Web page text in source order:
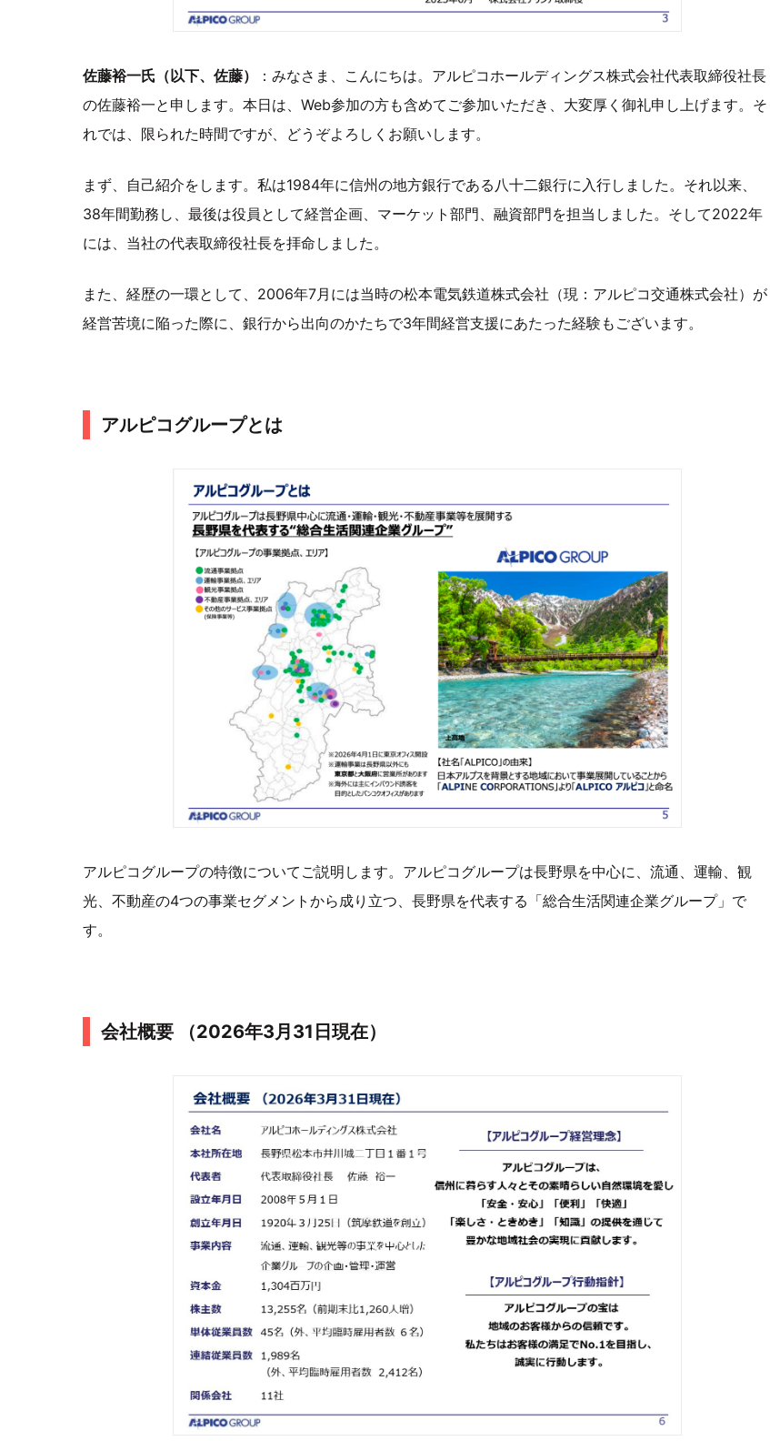
佐藤裕一氏（以下、佐藤）
：みなさま、こんにちは。アルピコホールディングス株式会社代表取締役社長
の佐藤裕一と申します。本日は、Web参加の方も含めてご参加いただき、大変厚く御礼申し上げます。そ
れでは、限られた時間ですが、どうぞよろしくお願いします。
まず、自己紹介をします。私は1984年に信州の地方銀行である八十二銀行に入行しました。それ以来、
38年間勤務し、最後は役員として経営企画、マーケット部門、融資部門を担当しました。そして2022年
には、当社の代表取締役社長を拝命しました。
また、経歴の一環として、2006年7月には当時の松本電気鉄道株式会社（現：アルピコ交通株式会社）が
経営苦境に陥った際に、銀行から出向のかたちで3年間経営支援にあたった経験もございます。
アルピコグループとは
アルピコグループの特徴についてご説明します。アルピコグループは長野県を中心に、流通、運輸、観
光、不動産の4つの事業セグメントから成り立つ、長野県を代表する「総合生活関連企業グループ」で
す。
会社概要 （2026年3月31日現在）